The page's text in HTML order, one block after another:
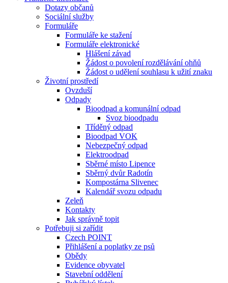
Dotazy občanů
Sociální služby
Formuláře
Formuláře ke stažení
Formuláře elektronické
Hlášení závad
Žádost o povolení rozdělávání ohňů
Žádost o udělení souhlasu k užití znaku
Životní prostředí
Ovzduší
Odpady
Bioodpad a komunální odpad
Svoz bioodpadu
Tříděný odpad
Bioodpad VOK
Nebezpečný odpad
Elektroodpad
Sběrné místo Lipence
Sběrný dvůr Radotín
Kompostárna Slivenec
Kalendář svozu odpadu
Zeleň
Kontakty
Jak správně topit
Potřebuji si zařídit
Czech POINT
Přihlášení a poplatky ze psů
Obědy
Evidence obyvatel
Stavební oddělení